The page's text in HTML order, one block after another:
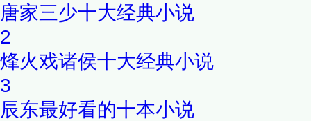
唐家三少十大经典小说
2
烽火戏诸侯十大经典小说
3
辰东最好看的十本小说